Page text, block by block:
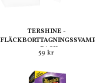
TERSHINE -
FLÄCKBORTTAGNINGSSVAMP
5-PACK
59 kr